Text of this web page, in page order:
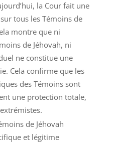
la Cour fait une
tous les Témoins de
montre que ni
de Jéhovah, ni
ne constitue une
Cela confirme que les
des Témoins sont
une protection totale,
de Jéhovah
et légitime